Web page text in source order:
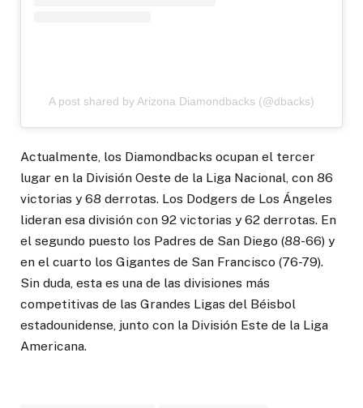
A post shared by Arizona Diamondbacks (@dbacks)
Actualmente, los Diamondbacks ocupan el tercer
lugar en la División Oeste de la Liga Nacional, con 86
victorias y 68 derrotas. Los Dodgers de Los Ángeles
lideran esa división con 92 victorias y 62 derrotas. En
el segundo puesto los Padres de San Diego (88-66) y
en el cuarto los Gigantes de San Francisco (76-79).
Sin duda, esta es una de las divisiones más
competitivas de las Grandes Ligas del Béisbol
estadounidense, junto con la División Este de la Liga
Americana.